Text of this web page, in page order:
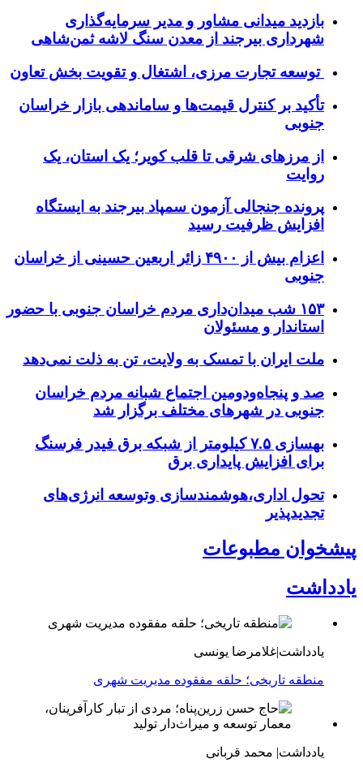
بازدید میدانی مشاور و مدیر سرمایه‌گذاری
شهرداری بیرجند از معدن سنگ لاشه ثمن‌شاهی
توسعه تجارت مرزی، اشتغال و تقویت بخش تعاون
تأکید بر کنترل قیمت‌ها و ساماندهی بازار خراسان
جنوبی
از مرزهای شرقی تا قلب کویر؛ یک استان، یک
روایت
پرونده جنجالی آزمون سمپاد بیرجند به ایستگاه
افزایش ظرفیت رسید
اعزام بیش از ۴۹۰۰ زائر اربعین حسینی از خراسان
جنوبی
۱۵۳ شب میدان‌داری مردم خراسان جنوبی با حضور
استاندار و مسئولان
ملت ایران با تمسک به ولایت، تن به ذلت نمی‌دهد
صد و پنجاه‌ودومین اجتماع شبانه مردم خراسان
جنوبی در شهرهای مختلف برگزار شد
بهسازی ۷.۵ کیلومتر از شبکه برق فیدر فرسنگ
برای افزایش پایداری برق
تحول اداری،هوشمندسازی وتوسعه انرژی‌های
تجدیدپذیر
پیشخوان مطبوعات
یادداشت
یادداشت|غلامرضا یونسی
منطقه تاریخی؛ حلقه مفقوده مدیریت شهری
یادداشت| محمد قربانی